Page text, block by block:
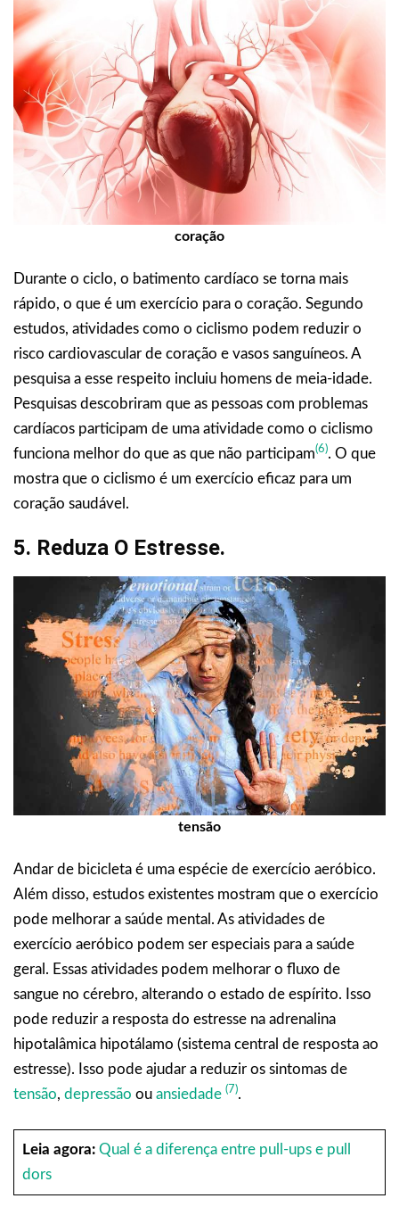
coração
Durante o ciclo, o batimento cardíaco se torna mais
rápido, o que é um exercício para o coração. Segundo
estudos, atividades como o ciclismo podem reduzir o
risco cardiovascular de coração e vasos sanguíneos. A
pesquisa a esse respeito incluiu homens de meia-idade.
Pesquisas descobriram que as pessoas com problemas
cardíacos participam de uma atividade como o ciclismo
funciona melhor do que as que não participam(6). O que
mostra que o ciclismo é um exercício eficaz para um
coração saudável.
5. Reduza O Estresse.
tensão
Andar de bicicleta é uma espécie de exercício aeróbico.
Além disso, estudos existentes mostram que o exercício
pode melhorar a saúde mental. As atividades de
exercício aeróbico podem ser especiais para a saúde
geral. Essas atividades podem melhorar o fluxo de
sangue no cérebro, alterando o estado de espírito. Isso
pode reduzir a resposta do estresse na adrenalina
hipotalâmica hipotálamo (sistema central de resposta ao
estresse). Isso pode ajudar a reduzir os sintomas de
tensão, depressão ou ansiedade (7).
Leia agora: Qual é a diferença entre pull-ups e pull
dors